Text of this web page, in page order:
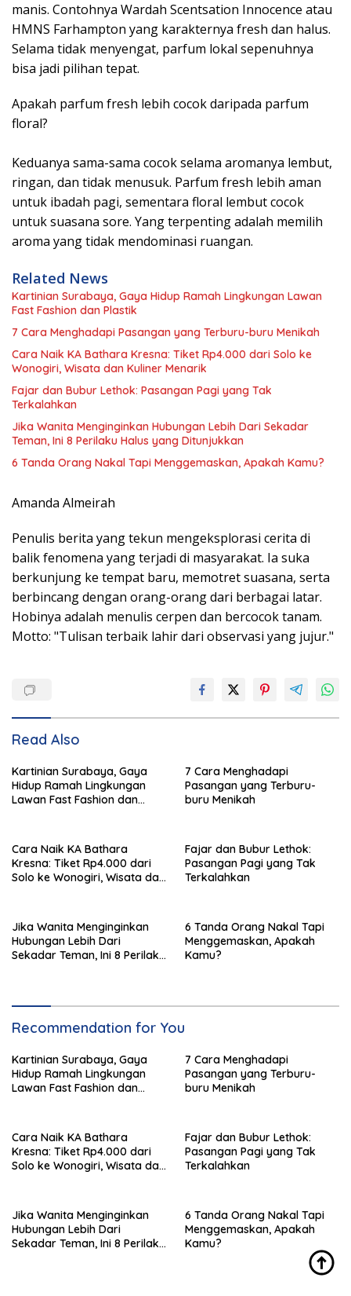
manis. Contohnya Wardah Scentsation Innocence atau
HMNS Farhampton yang karakternya fresh dan halus.
Selama tidak menyengat, parfum lokal sepenuhnya
bisa jadi pilihan tepat.
Apakah parfum fresh lebih cocok daripada parfum
floral?
Keduanya sama-sama cocok selama aromanya lembut,
ringan, dan tidak menusuk. Parfum fresh lebih aman
untuk ibadah pagi, sementara floral lembut cocok
untuk suasana sore. Yang terpenting adalah memilih
aroma yang tidak mendominasi ruangan.
Related News
Kartinian Surabaya, Gaya Hidup Ramah Lingkungan Lawan
Fast Fashion dan Plastik
7 Cara Menghadapi Pasangan yang Terburu-buru Menikah
Cara Naik KA Bathara Kresna: Tiket Rp4.000 dari Solo ke
Wonogiri, Wisata dan Kuliner Menarik
Fajar dan Bubur Lethok: Pasangan Pagi yang Tak
Terkalahkan
Jika Wanita Menginginkan Hubungan Lebih Dari Sekadar
Teman, Ini 8 Perilaku Halus yang Ditunjukkan
6 Tanda Orang Nakal Tapi Menggemaskan, Apakah Kamu?
Amanda Almeirah
Penulis berita yang tekun mengeksplorasi cerita di
balik fenomena yang terjadi di masyarakat. Ia suka
berkunjung ke tempat baru, memotret suasana, serta
berbincang dengan orang-orang dari berbagai latar.
Hobinya adalah menulis cerpen dan bercocok tanam.
Motto: "Tulisan terbaik lahir dari observasi yang jujur."
Read Also
Kartinian Surabaya, Gaya
Hidup Ramah Lingkungan
Lawan Fast Fashion dan
7 Cara Menghadapi
Pasangan yang Terburu-
buru Menikah
Cara Naik KA Bathara
Kresna: Tiket Rp4.000 dari
Solo ke Wonogiri, Wisata dan
Fajar dan Bubur Lethok:
Pasangan Pagi yang Tak
Terkalahkan
Jika Wanita Menginginkan
Hubungan Lebih Dari
Sekadar Teman, Ini 8 Perilaku
6 Tanda Orang Nakal Tapi
Menggemaskan, Apakah
Kamu?
Recommendation for You
Kartinian Surabaya, Gaya
Hidup Ramah Lingkungan
Lawan Fast Fashion dan
7 Cara Menghadapi
Pasangan yang Terburu-
buru Menikah
Cara Naik KA Bathara
Kresna: Tiket Rp4.000 dari
Solo ke Wonogiri, Wisata dan
Fajar dan Bubur Lethok:
Pasangan Pagi yang Tak
Terkalahkan
Jika Wanita Menginginkan
Hubungan Lebih Dari
Sekadar Teman, Ini 8 Perilaku
6 Tanda Orang Nakal Tapi
Menggemaskan, Apakah
Kamu?